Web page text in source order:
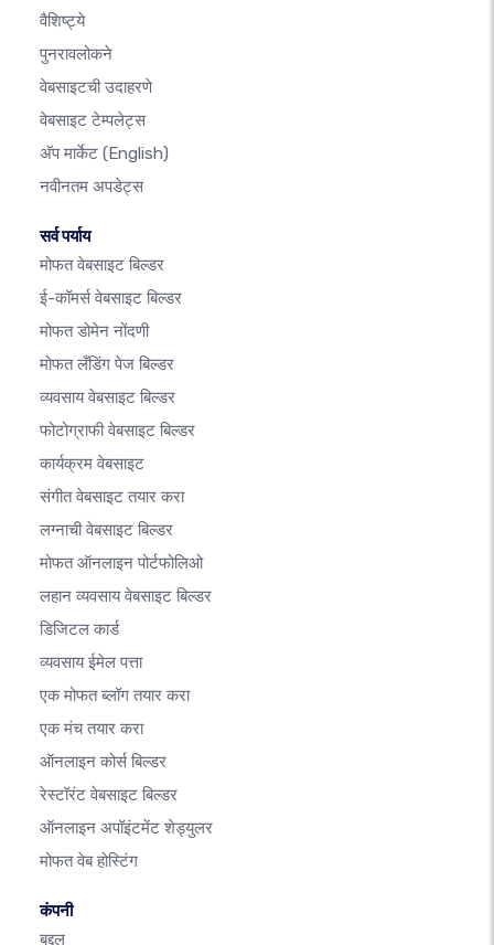
वैशिष्ट्ये
पुनरावलोकने
वेबसाइटची उदाहरणे
वेबसाइट टेम्पलेट्स
अ‍ॅप मार्केट (English)
नवीनतम अपडेट्स
सर्व पर्याय
मोफत वेबसाइट बिल्डर
ई-कॉमर्स वेबसाइट बिल्डर
मोफत डोमेन नोंदणी
मोफत लँडिंग पेज बिल्डर
व्यवसाय वेबसाइट बिल्डर
फोटोग्राफी वेबसाइट बिल्डर
कार्यक्रम वेबसाइट
संगीत वेबसाइट तयार करा
लग्नाची वेबसाइट बिल्डर
मोफत ऑनलाइन पोर्टफोलिओ
लहान व्यवसाय वेबसाइट बिल्डर
डिजिटल कार्ड
व्यवसाय ईमेल पत्ता
एक मोफत ब्लॉग तयार करा
एक मंच तयार करा
ऑनलाइन कोर्स बिल्डर
रेस्टॉरंट वेबसाइट बिल्डर
ऑनलाइन अपॉइंटमेंट शेड्युलर
मोफत वेब होस्टिंग
कंपनी
बद्दल